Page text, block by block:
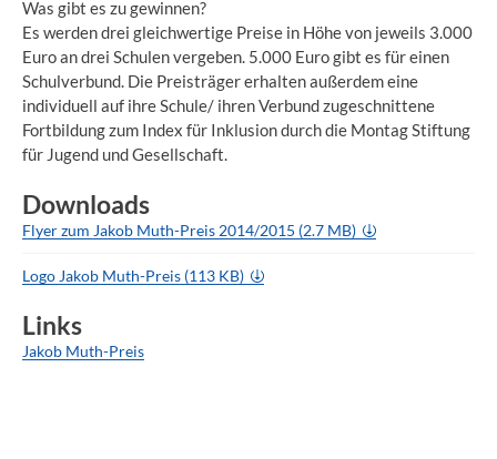
Was gibt es zu gewinnen?
Es werden drei gleichwertige Preise in Höhe von jeweils 3.000
Euro an drei Schulen vergeben. 5.000 Euro gibt es für einen
Schulverbund. Die Preisträger erhalten außerdem eine
individuell auf ihre Schule/ ihren Verbund zugeschnittene
Fortbildung zum Index für Inklusion durch die Montag Stiftung
für Jugend und Gesellschaft.
Downloads
Flyer zum Jakob Muth-Preis 2014/2015 (2.7 MB)
Logo Jakob Muth-Preis (113 KB)
Links
Jakob Muth-Preis